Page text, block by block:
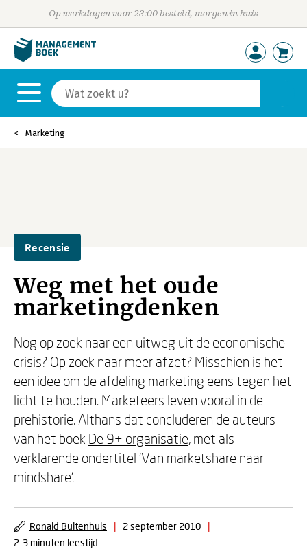
Op werkdagen voor 23:00 besteld, morgen in huis
Marketing
Recensie
Weg met het oude
marketingdenken
Nog op zoek naar een uitweg uit de economische
crisis? Op zoek naar meer afzet? Misschien is het
een idee om de afdeling marketing eens tegen het
licht te houden. Marketeers leven vooral in de
prehistorie. Althans dat concluderen de auteurs
van het boek De 9+ organisatie, met als
verklarende ondertitel ‘Van marketshare naar
mindshare’.
Ronald Buitenhuis | 2 september 2010
|
2-3 minuten leestijd